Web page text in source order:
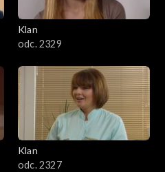
Klan
odc. 2329
Klan
odc. 2327